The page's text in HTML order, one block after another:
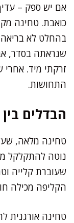
אם יש ספק –
כואבת. טחינה
בהחלט לא
שנראתה בסדר,
זרקתי מיד.
התחושות.
הבדלים
טחינה מלאה,
נוטה להתקלקל
שעוברת קלייה
הקליפה מכילה
טחינה אורגנית